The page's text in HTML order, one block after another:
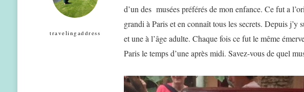
travelingaddress
d’un des musées préférés de mon enfance. Ce fut a
grandi à Paris et en connaît tous les secrets. Depuis j’y
et une à l’âge adulte. Chaque fois ce fut le même
Paris le temps d’une après midi. Savez-vous de quel